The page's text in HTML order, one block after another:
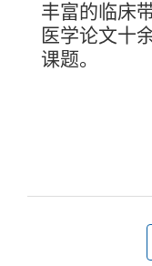
丰富的临床
医学论文十
课题。